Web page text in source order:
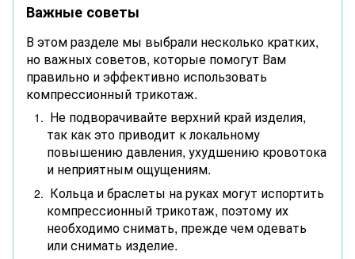
Важные советы
В этом разделе мы выбрали несколько кратких,
но важных советов, которые помогут Вам
правильно и эффективно использовать
компрессионный трикотаж.
Не подворачивайте верхний край изделия,
так как это приводит к локальному
повышению давления, ухудшению кровотока
и неприятным ощущениям.
Кольца и браслеты на руках могут испортить
компрессионный трикотаж, поэтому их
необходимо снимать, прежде чем одевать
или снимать изделие.